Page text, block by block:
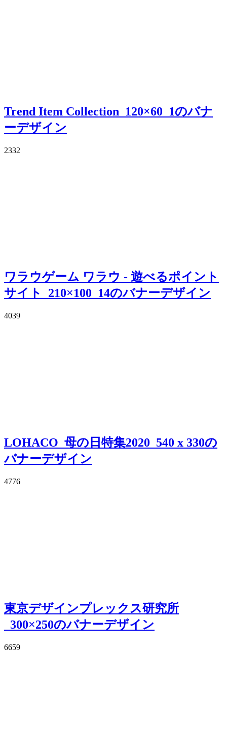
Trend Item Collection_120×60_1のバナ
ーデザイン
2332
ワラウゲーム ワラウ - 遊べるポイント
サイト_210×100_14のバナーデザイン
4039
LOHACO_母の日特集2020_540 x 330の
バナーデザイン
4776
東京デザインプレックス研究所
_300×250のバナーデザイン
6659